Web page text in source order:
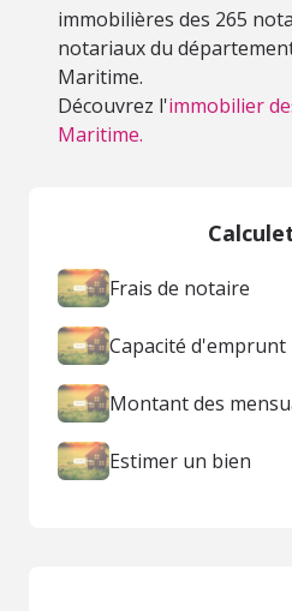
immobilières des 265
notariaux du
Maritime.
Découvrez l'immobilier
Maritime.
Frais de notaire
Capacité d'emprunt
Montant des
Estimer un bien